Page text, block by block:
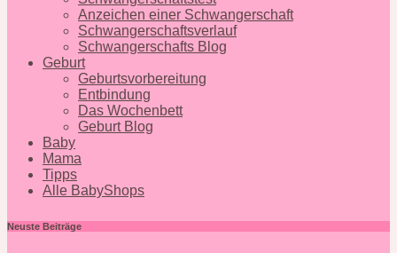
Anzeichen einer Schwangerschaft
Schwangerschaftsverlauf
Schwangerschafts Blog
Geburt
Geburtsvorbereitung
Entbindung
Das Wochenbett
Geburt Blog
Baby
Mama
Tipps
Alle BabyShops
Neuste Beiträge